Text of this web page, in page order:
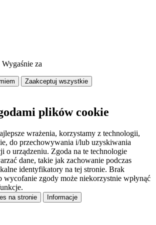
Wygaśnie za
Zaakceptuj wszystkie
plików cookie
wrażenia, korzystamy z technologii,
do przechowywania i/lub uzyskiwania
o urządzeniu. Zgoda na te technologie
dane, takie jak zachowanie podczas
identyfikatory na tej stronie. Brak
wycofanie zgody może niekorzystnie wpłynąć
na stronie Informacje